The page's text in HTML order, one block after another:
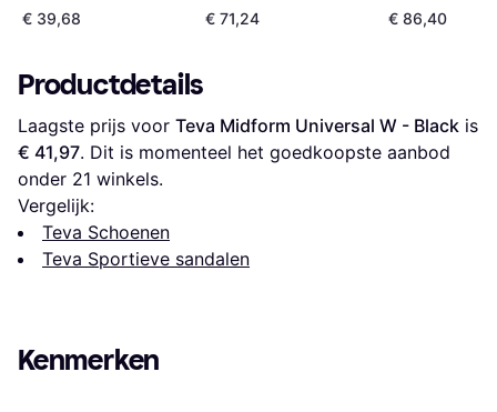
€ 39,68
€ 71,24
€ 86,40
Productdetails
Laagste prijs voor Teva Midform Universal W - Black
€ 41,97. Dit is momenteel het goedkoopste aanbod
onder 21 winkels.
Vergelijk:
Teva Schoenen
Teva Sportieve sandalen
Kenmerken